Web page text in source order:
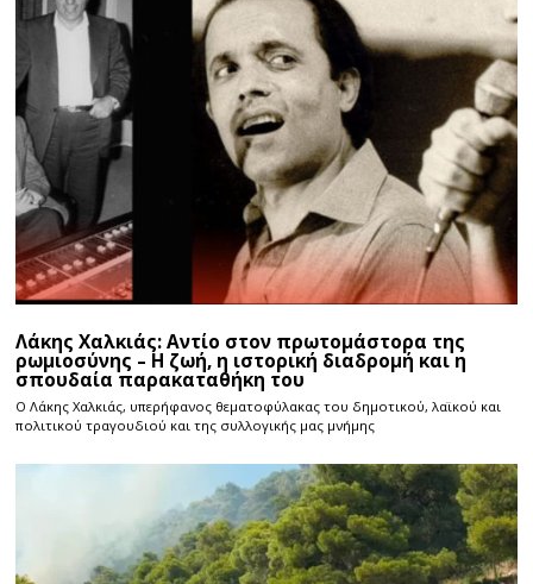
Λάκης Χαλκιάς: Αντίο στον πρωτομάστορα της
ρωμιοσύνης – Η ζωή, η ιστορική διαδρομή και η
σπουδαία παρακαταθήκη του
Ο Λάκης Χαλκιάς, υπερήφανος θεματοφύλακας του δημοτικού, λαϊκού και
πολιτικού τραγουδιού και της συλλογικής μας μνήμης